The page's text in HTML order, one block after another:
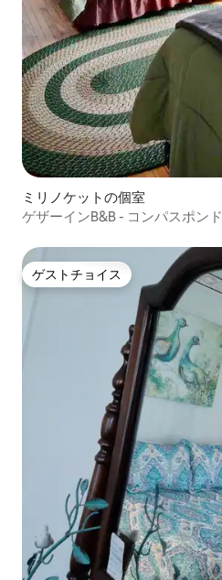
ミリノケットの個室
ゲザーインB&B - コンパスポンド
ゲストチョイス
ゲストチョイス